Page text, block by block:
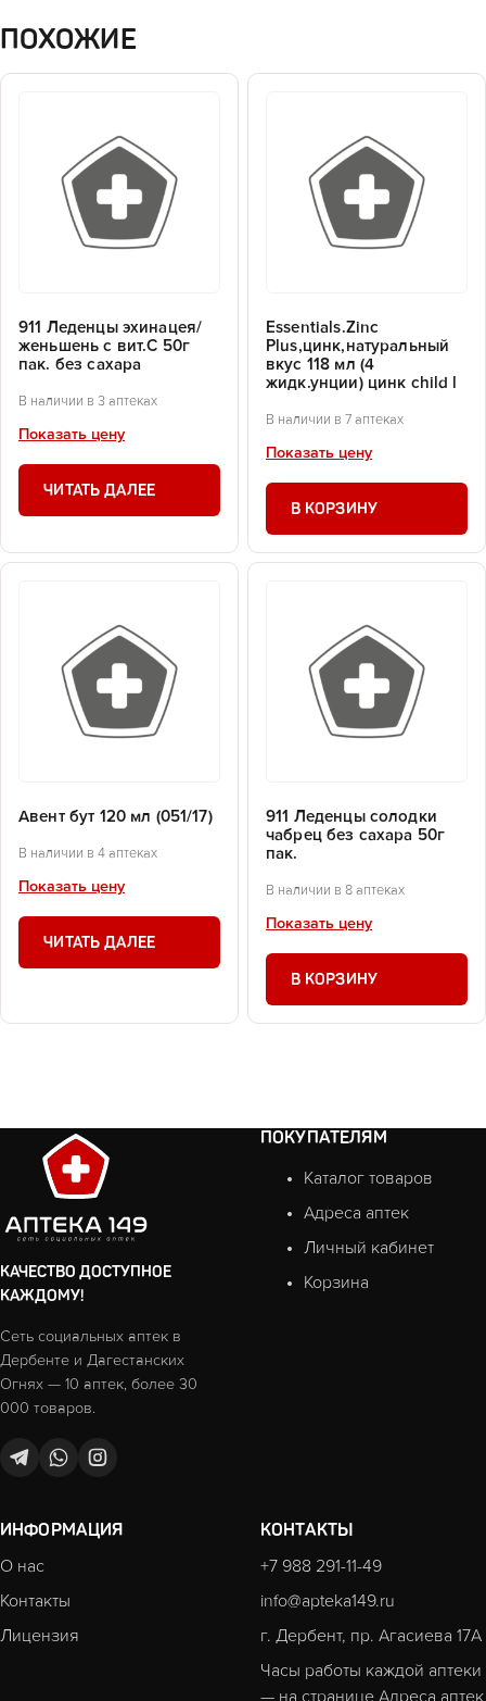
ПОХОЖИЕ
911 Леденцы эхинацея/
женьшень с вит.С 50г
пак. без сахара
В наличии в 3 аптеках
Показать цену
ЧИТАТЬ ДАЛЕЕ
Essentials.Zinc
Plus,цинк,натуральный
вкус 118 мл (4
жидк.унции) цинк child l
В наличии в 7 аптеках
Показать цену
В КОРЗИНУ
Авент бут 120 мл (051/17)
В наличии в 4 аптеках
Показать цену
ЧИТАТЬ ДАЛЕЕ
911 Леденцы солодки
чабрец без сахара 50г
пак.
В наличии в 8 аптеках
Показать цену
В КОРЗИНУ
КАЧЕСТВО ДОСТУПНОЕ
КАЖДОМУ!
Сеть социальных аптек в
Дербенте и Дагестанских
Огнях — 10 аптек, более 30
000 товаров.
ПОКУПАТЕЛЯМ
Каталог товаров
Адреса аптек
Личный кабинет
Корзина
ИНФОРМАЦИЯ
О нас
Контакты
Лицензия
КОНТАКТЫ
+7 988 291-11-49
info@apteka149.ru
г. Дербент, пр. Агасиева 17А
Часы работы каждой аптеки
— на странице Адреса аптек